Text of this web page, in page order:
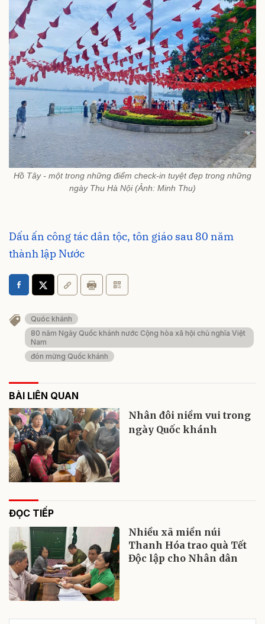
Hồ Tây - một trong những điểm check-in tuyệt đẹp trong những
ngày Thu Hà Nội (Ảnh: Minh Thu)
Dấu ấn công tác dân tộc, tôn giáo sau 80 năm
thành lập Nước
Quóc khánh
80 năm Ngày Quốc khánh nước Cộng hòa xã hội chủ nghĩa Việt
Nam
đón mừng Quốc khánh
BÀI LIÊN QUAN
Nhân đôi niềm vui trong
ngày Quốc khánh
ĐỌC TIẾP
Nhiều xã miền núi
Thanh Hóa trao quà Tết
Độc lập cho Nhân dân